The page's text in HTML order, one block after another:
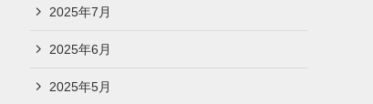
2025年7月
2025年6月
2025年5月